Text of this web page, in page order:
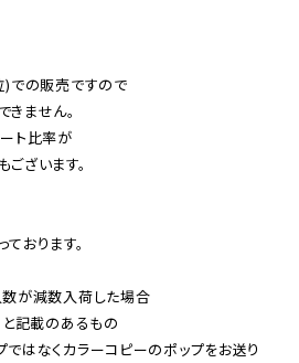
での販売ですので
ません。
ト比率が
ざいます。
おります。
数が減数入荷した場合
と記載のあるもの
ではなくカラーコピーのポップをお送り